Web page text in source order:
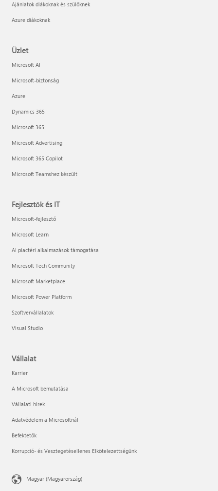
Ajánlatok diákoknak és szülőknek
Azure diákoknak
Üzlet
Microsoft AI
Microsoft-biztonság
Azure
Dynamics 365
Microsoft 365
Microsoft Advertising
Microsoft 365 Copilot
Microsoft Teamshez készült
Fejlesztők és IT
Microsoft-fejlesztő
Microsoft Learn
AI piactéri alkalmazások támogatása
Microsoft Tech Community
Microsoft Marketplace
Microsoft Power Platform
Szoftvervállalatok
Visual Studio
Vállalat
Karrier
A Microsoft bemutatása
Vállalati hírek
Adatvédelem a Microsoftnál
Befektetők
Korrupció- és Vesztegetésellenes Elkötelezettségünk
Magyar (Magyarország)